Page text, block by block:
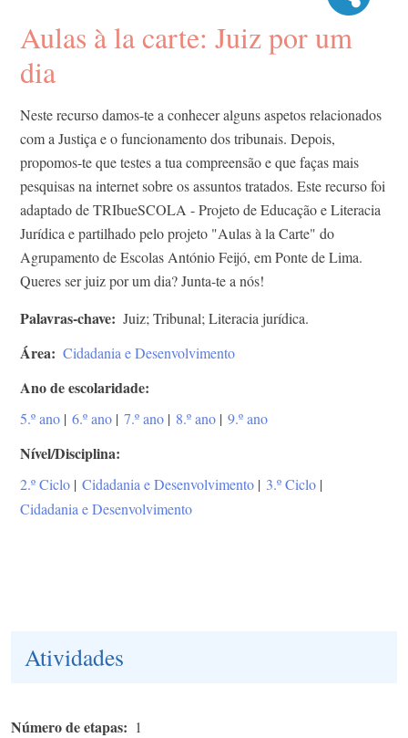
Aulas à la carte: Juiz por um
dia
Neste recurso damos-te a conhecer alguns aspetos relacionados
com a Justiça e o funcionamento dos tribunais. Depois,
propomos-te que testes a tua compreensão e que faças mais
pesquisas na internet sobre os assuntos tratados. Este recurso foi
adaptado de TRIbueSCOLA - Projeto de Educação e Literacia
Jurídica e partilhado pelo projeto "Aulas à la Carte" do
Agrupamento de Escolas António Feijó, em Ponte de Lima.
Queres ser juiz por um dia? Junta-te a nós!
Palavras-chave Juiz; Tribunal; Literacia jurídica.
Área Cidadania e Desenvolvimento
Ano de escolaridade
5.º ano | 6.º ano | 7.º ano | 8.º ano | 9.º ano
Nível/Disciplina
2.º Ciclo | Cidadania e Desenvolvimento | 3.º Ciclo |
Cidadania e Desenvolvimento
Atividades
Número de etapas 1